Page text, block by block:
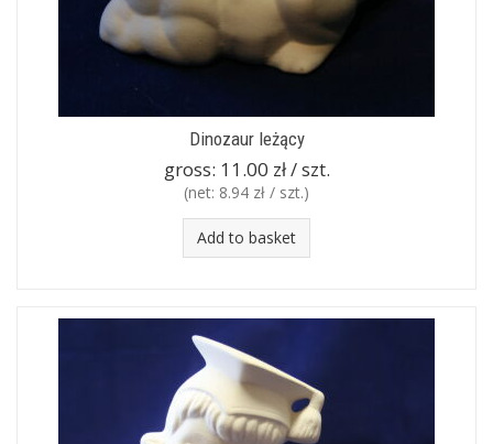
Dinozaur leżący
gross: 11.00 zł / szt.
(net: 8.94 zł / szt.)
Add to basket